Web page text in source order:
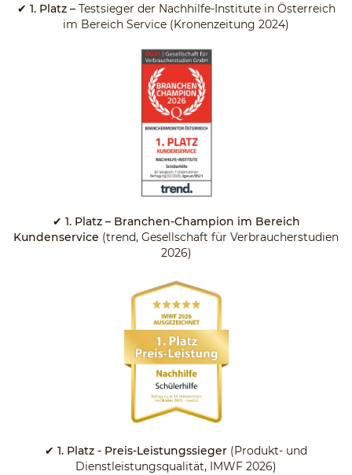
✔ 1. Platz – Testsieger der Nachhilfe-Institute in Österreich
im Bereich Service (Kronenzeitung 2024)
✔ 1. Platz – Branchen-Champion im Bereich
Kundenservice (trend, Gesellschaft für Verbraucherstudien
2026)
✔ 1. Platz - Preis-Leistungssieger (Produkt- und
Dienstleistungsqualität, IMWF 2026)